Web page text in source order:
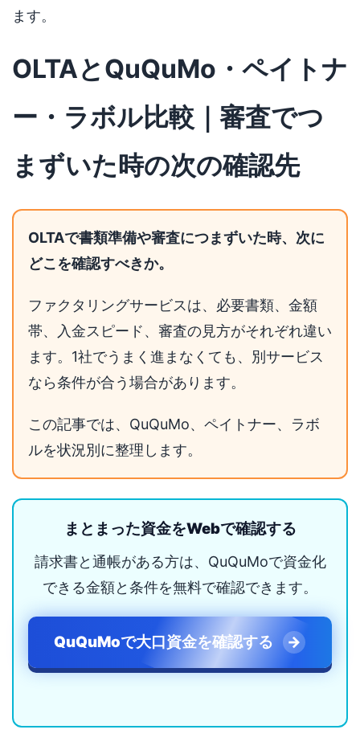
ます。
OLTAとQuQuMo・ペイトナ
ー・ラボル比較｜審査でつ
まずいた時の次の確認先
OLTAで書類準備や審査につまずいた時、次に
どこを確認すべきか。
ファクタリングサービスは、必要書類、金額
帯、入金スピード、審査の見方がそれぞれ違い
ます。1社でうまく進まなくても、別サービス
なら条件が合う場合があります。
この記事では、QuQuMo、ペイトナー、ラボ
ルを状況別に整理します。
まとまった資金をWebで確認する
請求書と通帳がある方は、QuQuMoで資金化
できる金額と条件を無料で確認できます。
QuQuMoで大口資金を確認する